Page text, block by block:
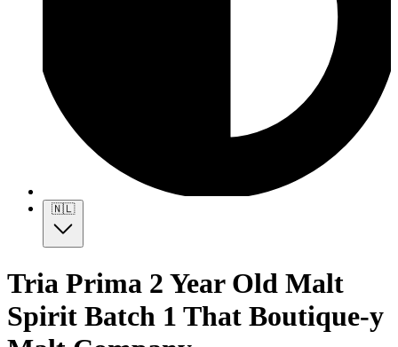
🇳🇱
Tria Prima 2 Year Old Malt
Spirit Batch 1 That Boutique-y